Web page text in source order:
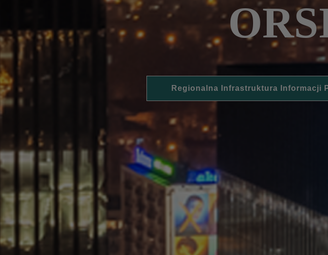
Regionalna Infrastruktura Informacji